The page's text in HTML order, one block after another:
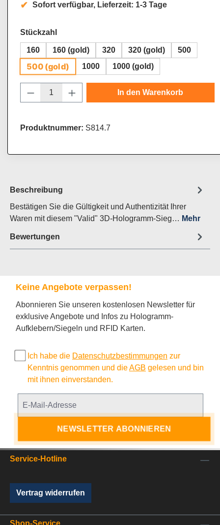
Sofort verfügbar, Lieferzeit: 1-3 Tage
Stückzahl auswählen
160 160 (gold) 320 320 (gold) 500
500 (gold) 1000 1000 (gold)
Produkt Anzahl: Gib den gewünschten
In den Warenkorb
Produktnummer: S814.7
Beschreibung
Bestätigen Sie die Gültigkeit und Authentizität Ihrer
Waren mit diesem "Valid" 3D-Hologramm-Sieg… Mehr
Bewertungen
Keine Angebote verpassen!
Abonnieren Sie unseren kostenlosen Newsletter für
exklusive Angebote und Infos zu Hologramm-
Aufklebern/Siegeln und RFID Karten.
Ich habe die Datenschutzbestimmungen zur
Kenntnis genommen und dieAGB gelesen und bin
mit ihnen einverstanden.
NEWSLETTER ABONNIEREN
Service-Hotline
Vertrag widerrufen
Shop-Service